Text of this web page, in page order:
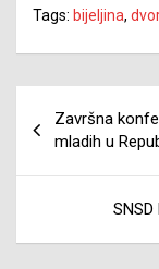
Tags: bijeljina,
članaka
Završna
mladih u